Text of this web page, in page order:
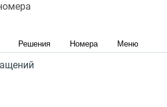
Решения Номера Меню